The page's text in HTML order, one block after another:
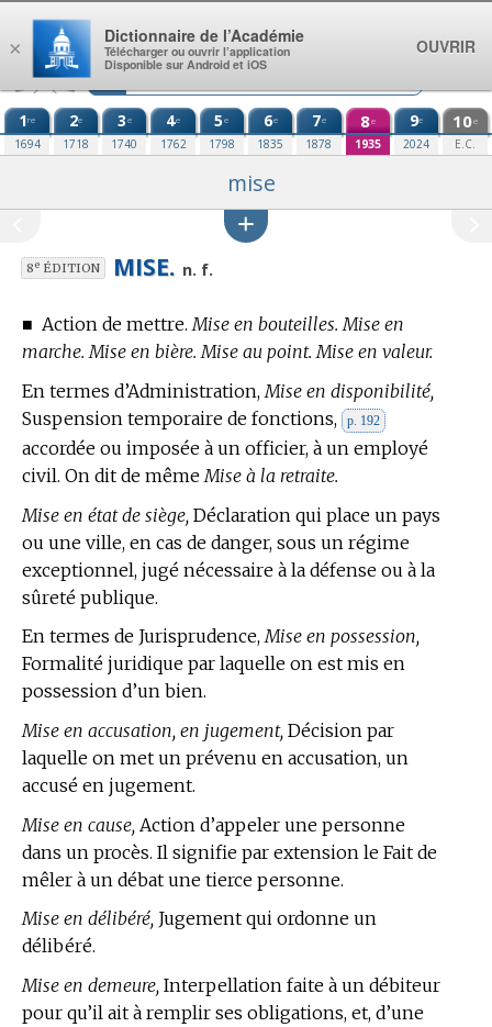
Aller au contenu
1re
1694
2e
1718
3e
1740
4e
1762
5e
1798
6e
1835
7e
1878
8e
1935
9e
2024
10e
E.C.
mise
8eÉDITION MISE. n. f.
■ Action de mettre. Mise en bouteilles. Mise en
marche. Mise en bière. Mise au point. Mise en valeur.
En termes d’Administration, Mise en disponibilité,
Suspension temporaire de fonctions,
p. 192
accordée ou imposée à un officier, à un employé
civil. On dit de même Mise à la retraite.
Mise en état de siège, Déclaration qui place un pays
ou une ville, en cas de danger, sous un régime
exceptionnel, jugé nécessaire à la défense ou à la
sûreté publique.
En termes de Jurisprudence, Mise en possession,
Formalité juridique par laquelle on est mis en
possession d’un bien.
Mise en accusation, en jugement, Décision par
laquelle on met un prévenu en accusation, un
accusé en jugement.
Mise en cause, Action d’appeler une personne
dans un procès. Il signifie par extension le Fait de
mêler à un débat une tierce personne.
Mise en délibéré, Jugement qui ordonne un
délibéré.
Mise en demeure, Interpellation faite à un débiteur
pour qu’il ait à remplir ses obligations, et, d’une
×
Dictionnaire de l’Académie
Télécharger ou ouvrir l’application
Disponible sur Android et iOS
OUVRIR